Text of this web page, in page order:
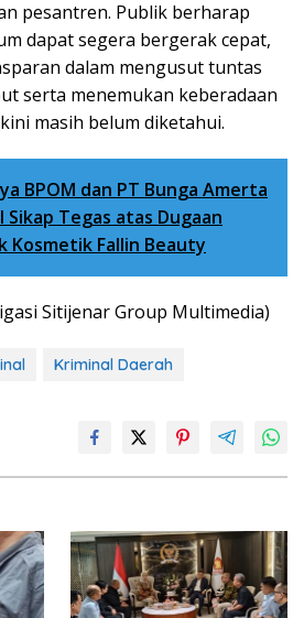
pesantren. Publik berharap
dapat segera bergerak cepat,
dalam mengusut tuntas
serta menemukan keberadaan
masih belum diketahui.
BPOM dan PT Bunga Amerta
Tegas atas Dugaan
Kosmetik Fallin Beauty
Sitijenar Group Multimedia)
Kriminal Daerah